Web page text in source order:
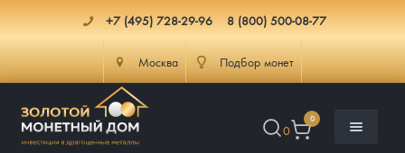
+7 (495) 728-29-96 8 (800) 500-08-77
Москва Подбор монет
0
0